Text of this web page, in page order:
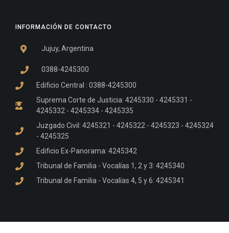
INFORMACIÓN DE CONTACTO
Jujuy, Argentina
0388-4245300
Edificio Central : 0388-4245300
Suprema Corte de Justicia: 4245330 - 4245331 -
4245332 - 4245334 - 4245335
Juzgado Civil: 4245321 - 4245322 - 4245323 - 4245324
- 4245325
Edificio Ex-Panorama: 4245342
Tribunal de Familia - Vocalías 1, 2 y 3: 4245340
Tribunal de Familia - Vocalías 4, 5 y 6: 4245341